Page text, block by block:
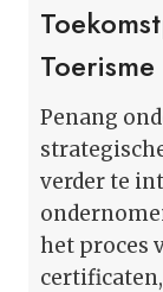
Penang
verder te
het proces